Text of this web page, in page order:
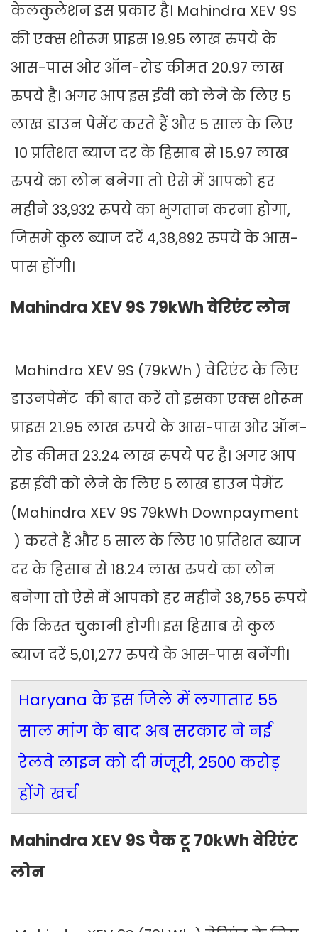
केलकुलेशन इस प्रकार है। Mahindra XEV 9S
की एक्स शोरूम प्राइस 19.95 लाख रुपये के
आस-पास ओर ऑन-रोड कीमत 20.97 लाख
रुपये है। अगर आप इस ईवी को लेने के लिए 5
लाख डाउन पेमेंट करते हैं और 5 साल के लिए
10 प्रतिशत ब्याज दर के हिसाब से 15.97 लाख
रुपये का लोन बनेगा तो ऐसे में आपको हर
महीने 33,932 रुपये का भुगतान करना होगा,
जिसमे कुल ब्याज दरें 4,38,892 रुपये के आस-
पास होंगी।
Mahindra XEV 9S 79kWh वेरिएंट लोन
Mahindra XEV 9S (79kWh ) वेरिएंट के लिए
डाउनपेमेंट की बात करें तो इसका एक्स शोरूम
प्राइस 21.95 लाख रुपये के आस-पास ओर ऑन-
रोड कीमत 23.24 लाख रुपये पर है। अगर आप
इस ईवी को लेने के लिए 5 लाख डाउन पेमेंट
(Mahindra XEV 9S 79kWh Downpayment
) करते हैं और 5 साल के लिए 10 प्रतिशत ब्याज
दर के हिसाब से 18.24 लाख रुपये का लोन
बनेगा तो ऐसे में आपको हर महीने 38,755 रुपये
कि किस्त चुकानी होगी। इस हिसाब से कुल
ब्याज दरें 5,01,277 रुपये के आस-पास बनेंगी।
Haryana के इस जिले में लगातार 55
साल मांग के बाद अब सरकार ने नई
रेलवे लाइन को दी मंजूरी, 2500 करोड़
होंगे खर्च
Mahindra XEV 9S पैक टू 70kWh वेरिएंट
लोन